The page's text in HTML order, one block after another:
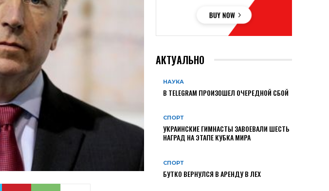
АКТУАЛЬНО
НАУКА
В TELEGRAM ПРОИЗОШЕЛ ОЧЕРЕДНОЙ СБОЙ
СПОРТ
УКРАИНСКИЕ ГИМНАСТЫ ЗАВОЕВАЛИ ШЕСТЬ
НАГРАД НА ЭТАПЕ КУБКА МИРА
СПОРТ
БУТКО ВЕРНУЛСЯ В АРЕНДУ В ЛЕХ